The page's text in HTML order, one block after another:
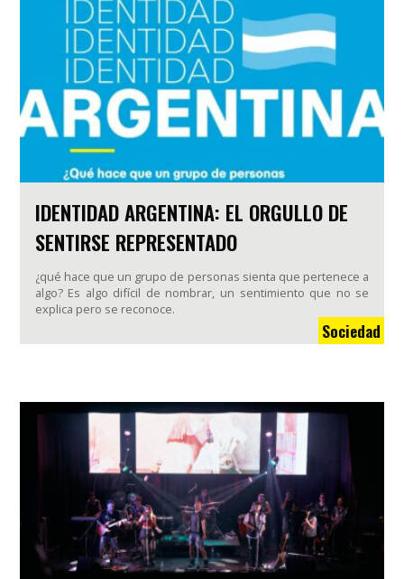
IDENTIDAD ARGENTINA: EL ORGULLO DE
SENTIRSE REPRESENTADO
¿qué hace que un grupo de personas sienta que pertenece a
algo? Es algo difícil de nombrar, un sentimiento que no se
explica pero se reconoce.
Sociedad